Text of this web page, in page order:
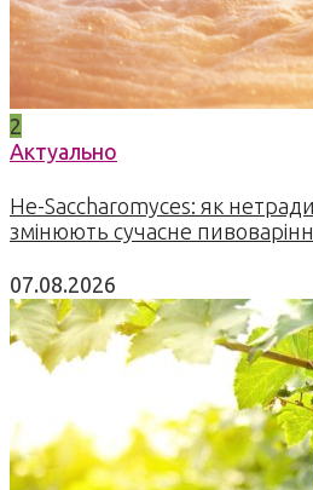
2
Актуально
Не-Saccharomyces: як
змінюють сучасне
07.08.2026